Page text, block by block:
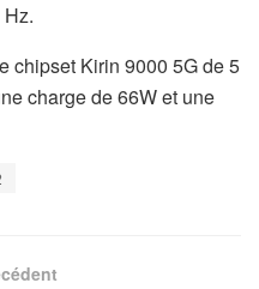
chipset Kirin 9000 5G de 5
charge de 66W et une